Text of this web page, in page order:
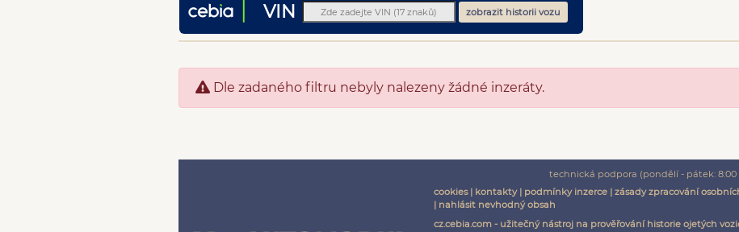
VIN zobrazit historii vozu
Dle zadaného filtru nebyly nalezeny žádné inzeráty.
technická podpora (pondělí - pátek: 8:00
cookies| kontakty| podmínky inzerce| zásady zpracování
| nahlásit nevhodný obsah
cz.cebia.com - užitečný nástroj na prověřování historie ojetých